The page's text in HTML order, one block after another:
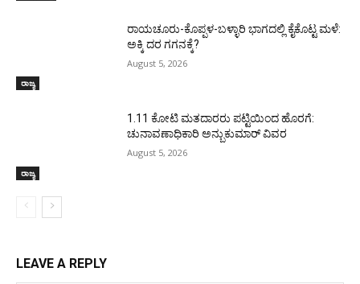
ರಾಜ್ಯ
ರಾಯಚೂರು-ಕೊಪ್ಪಳ-ಬಳ್ಳಾರಿ ಭಾಗದಲ್ಲಿ ಕೈಕೊಟ್ಟ ಮಳೆ:
ಅಕ್ಕಿ ದರ ಗಗನಕ್ಕೆ?
August 5, 2026
ರಾಜ್ಯ
1.11 ಕೋಟಿ ಮತದಾರರು ಪಟ್ಟಿಯಿಂದ ಹೊರಗೆ:
ಚುನಾವಣಾಧಿಕಾರಿ ಅನ್ಬುಕುಮಾರ್ ವಿವರ
August 5, 2026
LEAVE A REPLY